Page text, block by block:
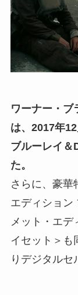
ワーナー・ブ
は、2017年
ブルーレイ＆
た。
さらに、豪華
エディション
メット・エデ
イセット＞も
りデジタルセ